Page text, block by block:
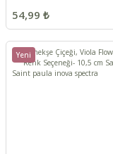
54,99 ₺
Yeni